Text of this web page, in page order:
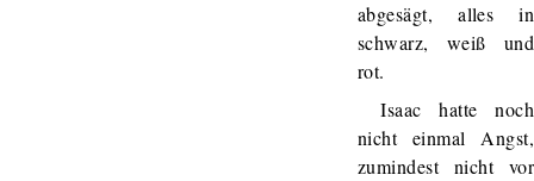
abgesägt, alles in
schwarz, weiß und
rot.
Isaac hatte noch
nicht einmal Angst,
zumindest nicht vor